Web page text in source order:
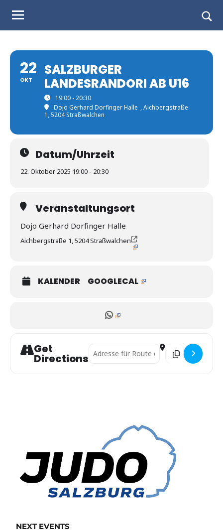
Judo
Landesverband
Salzburg
form
22
OKT
SALZBURGER
LANDESRANDORI AB U16
19:00 - 20:30
Dojo Gerhard Dorfinger Halle , Aichbergstraße
1, 5204 Straßwalchen
Datum/Uhrzeit
22. Oktober 2025 19:00 - 20:30
Veranstaltungsort
Dojo Gerhard Dorfinger Halle
Aichbergstraße 1, 5204 Straßwalchen
KALENDER GOOGLECAL
Get
Directions
Address - Salzburger Landesrandori ab
Destination
NEXT EVENTS